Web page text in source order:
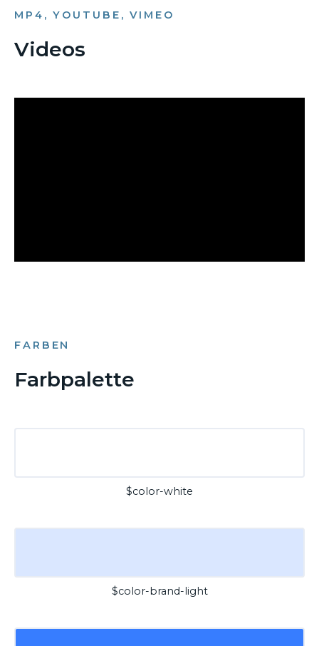
MP4, YOUTUBE, VIMEO
Videos
FARBEN
Farbpalette
$color-white
$color-brand-light